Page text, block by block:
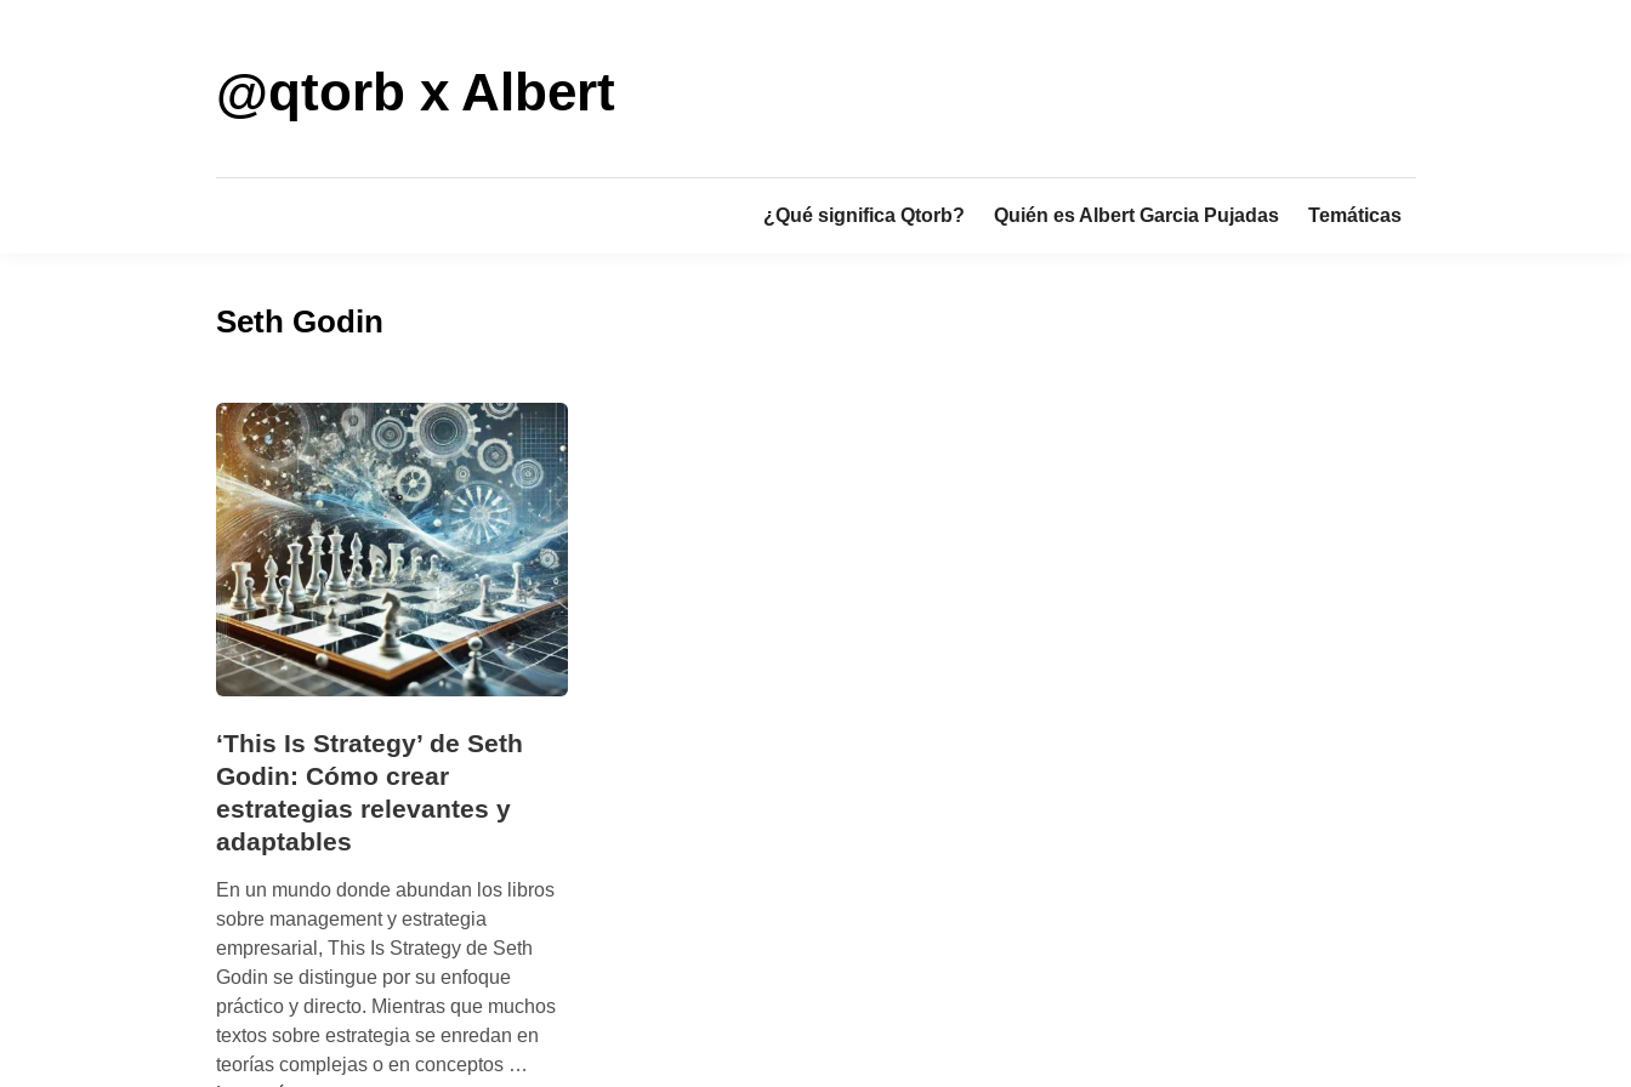
@qtorb x Albert
¿Qué significa Qtorb? Quién es Albert Garcia Pujadas Temáticas
Seth Godin
‘This Is Strategy’ de Seth
Godin: Cómo crear
estrategias relevantes y
adaptables
En un mundo donde abundan los libros
sobre management y estrategia
empresarial, This Is Strategy de Seth
Godin se distingue por su enfoque
práctico y directo. Mientras que muchos
textos sobre estrategia se enredan en
teorías complejas o en conceptos …